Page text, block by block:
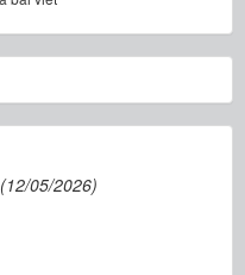
(12/05/2026)